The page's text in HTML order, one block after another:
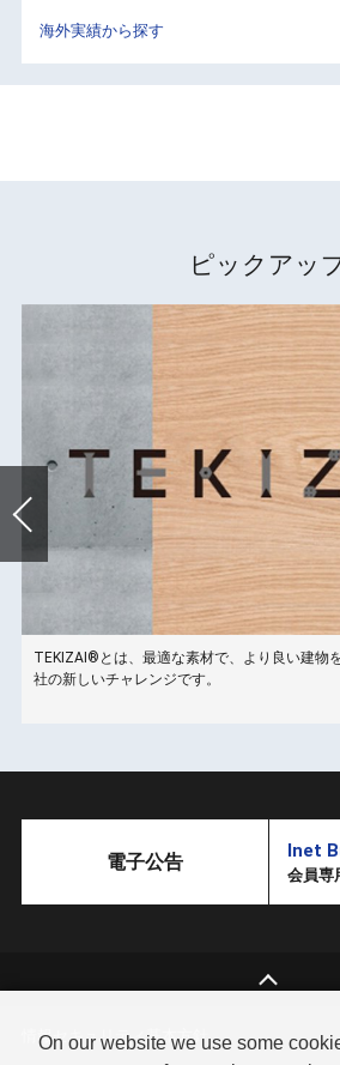
海外実績から探す
ピックアッ
TEKIZAI®とは、最適な素材で、より良い建物
社の新しいチャレンジです。
電子公告 Inet
会員専
情報セキュリティ基本方針
On our website we use some